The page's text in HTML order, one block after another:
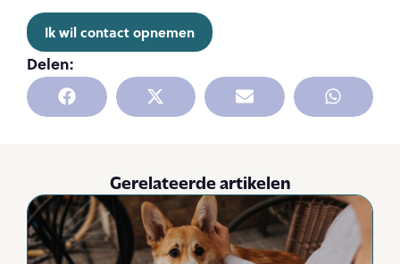
Delen:
Ik wil contact opnemen
Gerelateerde artikelen